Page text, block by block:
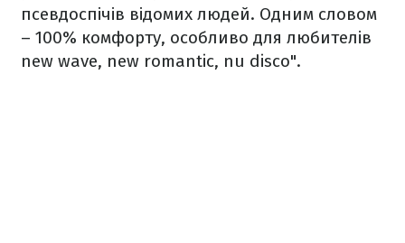
псевдоспічів відомих людей. Одним словом
– 100% комфорту, особливо для любителів
new wave, new romantic, nu disco".